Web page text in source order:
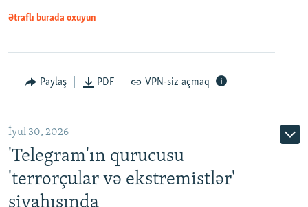
Ətraflı burada oxuyun
Paylaş PDF VPN-siz açmaq
İyul 30, 2026
'Telegram'ın qurucusu
'terrorçular və ekstremistlər'
siyahısında